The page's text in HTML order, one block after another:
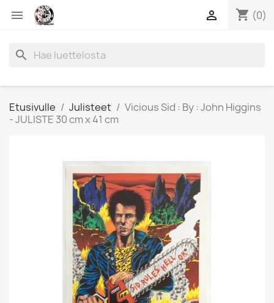
 shopping_cart (0)

search
Etusivulle Julisteet
Vicious Sid : By : John Higgins
- JULISTE 30 cm x 41 cm